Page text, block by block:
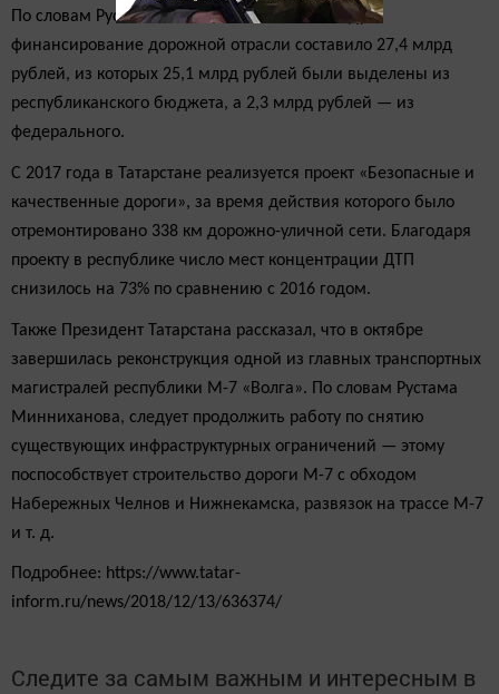
По словам Рустама Минниханова, в этом году
финансирование дорожной отрасли составило 27,4 млрд
рублей, из которых 25,1 млрд рублей были выделены из
республиканского бюджета, а 2,3 млрд рублей — из
федерального.
С 2017 года в Татарстане реализуется проект «Безопасные и
качественные дороги», за время действия которого было
отремонтировано 338 км дорожно-уличной сети. Благодаря
проекту в республике число мест концентрации ДТП
снизилось на 73% по сравнению с 2016 годом.
Также Президент Татарстана рассказал, что в октябре
завершилась реконструкция одной из главных транспортных
магистралей республики М-7 «Волга». По словам Рустама
Минниханова, следует продолжить работу по снятию
существующих инфраструктурных ограничений — этому
поспособствует строительство дороги М-7 с обходом
Набережных Челнов и Нижнекамска, развязок на трассе М-7
и т. д.
Подробнее: https://www.tatar-
inform.ru/news/2018/12/13/636374/
Следите за самым важным и интересным в